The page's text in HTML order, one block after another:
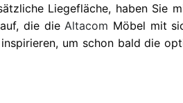
Liegefläche, haben Sie
die die Altacom Möbel mit
um schon bald die